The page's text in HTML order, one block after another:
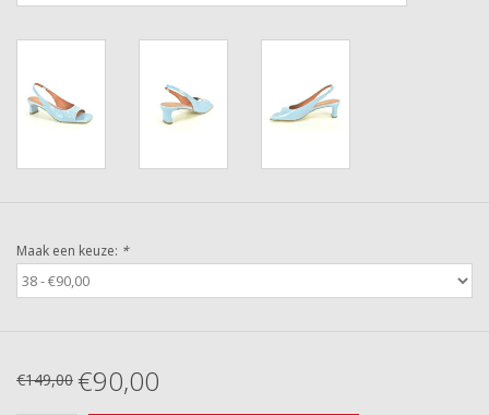
Maak een keuze: *
€149,00 €90,00